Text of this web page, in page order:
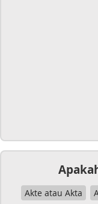
Akte atau Akta